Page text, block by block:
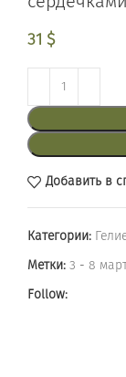
31 $
Добавить в
Категории:
Метки: 3 - 8
Follow: